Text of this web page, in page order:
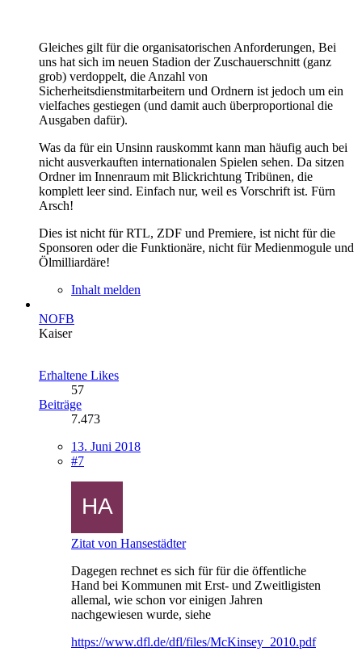
Gleiches gilt für die organisatorischen Anforderungen, Bei
uns hat sich im neuen Stadion der Zuschauerschnitt (ganz
grob) verdoppelt, die Anzahl von
Sicherheitsdienstmitarbeitern und Ordnern ist jedoch um ein
vielfaches gestiegen (und damit auch überproportional die
Ausgaben dafür).
Was da für ein Unsinn rauskommt kann man häufig auch bei
nicht ausverkauften internationalen Spielen sehen. Da sitzen
Ordner im Innenraum mit Blickrichtung Tribünen, die
komplett leer sind. Einfach nur, weil es Vorschrift ist. Fürn
Arsch!
Dies ist nicht für RTL, ZDF und Premiere, ist nicht für die
Sponsoren oder die Funktionäre, nicht für Medienmogule und
Ölmilliardäre!
Inhalt melden
NOFB
Kaiser
Erhaltene Likes
57
Beiträge
7.473
13. Juni 2018
#7
Zitat von Hansestädter
Dagegen rechnet es sich für für die öffentliche
Hand bei Kommunen mit Erst- und Zweitligisten
allemal, wie schon vor einigen Jahren
nachgewiesen wurde, siehe
https://www.dfl.de/dfl/files/McKinsey_2010.pdf